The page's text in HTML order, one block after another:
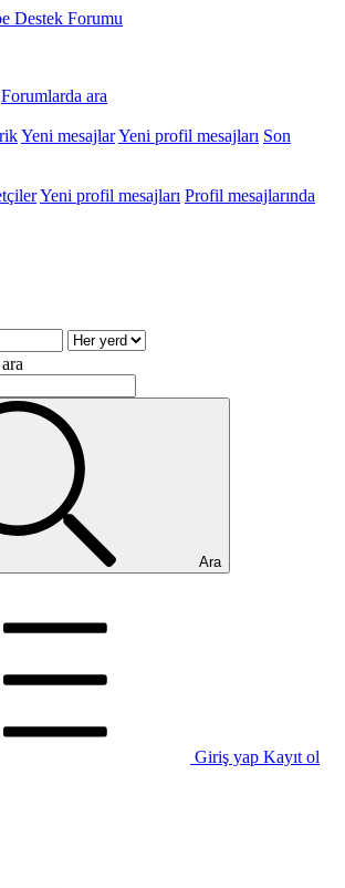
Destek Forumu
Forumlarda ara
Yeni mesajlarYeni profil mesajları Son
Yeni profil mesajları Profil mesajlarında
Ara
Giriş yap Kayıt ol